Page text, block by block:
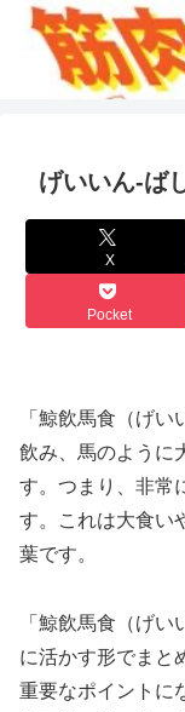
げいいん-ば
X
Pocket
「鯨飲馬食（げ
飲み、馬のように
す。つまり、非常
す。これは大食い
葉です。
「鯨飲馬食（げ
に活かす形でまと
重要なポイントに